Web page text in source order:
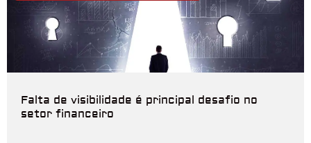
Falta de visibilidade é principal desafio no
setor financeiro